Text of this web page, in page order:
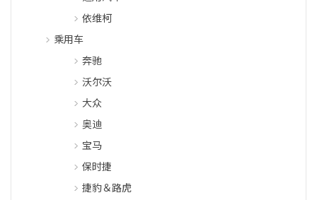
依维柯
乘用车
奔驰
沃尔沃
大众
奥迪
宝马
保时捷
捷豹＆路虎